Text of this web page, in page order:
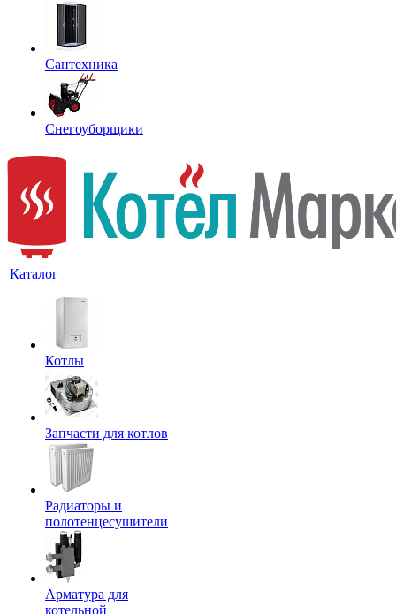
Сантехника
Снегоуборщики
Каталог
Котлы
Запчасти для котлов
Радиаторы и
полотенцесушители
Арматура для
котельной